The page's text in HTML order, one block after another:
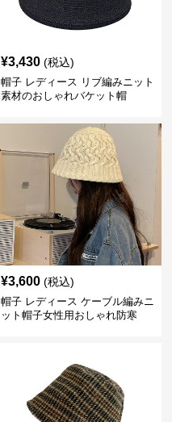
¥3,430 (税込)
帽子 レディース リブ編みニット
素材のおしゃれバケット帽
¥3,600 (税込)
帽子 レディース ケーブル編みニ
ット帽子女性用おしゃれ防寒